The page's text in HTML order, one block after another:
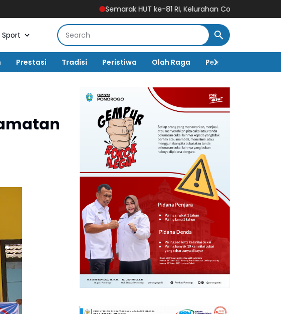
Semarak HUT ke-81 RI, Kelurahan Cokromenggalan Gelar Lomba
Sport
Prestasi Tradisi Peristiwa Olah Raga Pembangunan